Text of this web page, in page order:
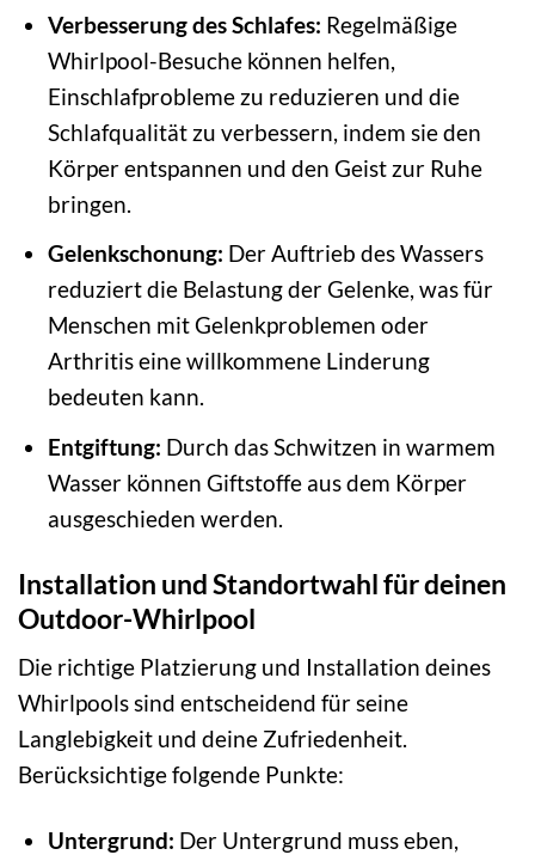
Verbesserung des Schlafes: Regelmäßige
Whirlpool-Besuche können helfen,
Einschlafprobleme zu reduzieren und die
Schlafqualität zu verbessern, indem sie den
Körper entspannen und den Geist zur Ruhe
bringen.
Gelenkschonung: Der Auftrieb des Wassers
reduziert die Belastung der Gelenke, was für
Menschen mit Gelenkproblemen oder
Arthritis eine willkommene Linderung
bedeuten kann.
Entgiftung: Durch das Schwitzen in warmem
Wasser können Giftstoffe aus dem Körper
ausgeschieden werden.
Installation und Standortwahl für deinen
Outdoor-Whirlpool
Die richtige Platzierung und Installation deines
Whirlpools sind entscheidend für seine
Langlebigkeit und deine Zufriedenheit.
Berücksichtige folgende Punkte:
Untergrund: Der Untergrund muss eben,